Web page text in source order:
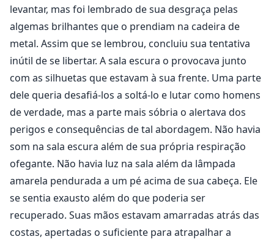
Ela queria gritar, mas apenas ar saiu de sua boca
enquanto caía de costas no chão. A besta estava sobre
ela num piscar de olhos. Ele olhou dentro de sua alma
enquanto permanecia acima dela com as patas
firmemente plantadas de cada lado de seu corpo.
Lágrimas escorriam de seus olhos naquele momento
de desespero e medo paralisante. A besta monstruosa
parecia a própria encarnação da morte. A baba da
criatura caiu a centímetros de seu rosto e ela se
contorceu. "Aaron?" ela mal conseguiu dizer. A besta
ignorou como se nada tivesse saído de sua boca. Ela
fechou os olhos enquanto se preparava para um
golpe fatal.
levantar, mas foi lembrado de sua desgraça pelas
algemas brilhantes que o prendiam na cadeira de
metal. Assim que se lembrou, concluiu sua tentativa
inútil de se libertar. A sala escura o provocava junto
com as silhuetas que estavam à sua frente. Uma parte
dele queria desafiá-los a soltá-lo e lutar como homens
de verdade, mas a parte mais sóbria o alertava dos
perigos e consequências de tal abordagem. Não havia
som na sala escura além de sua própria respiração
ofegante. Não havia luz na sala além da lâmpada
amarela pendurada a um pé acima de sua cabeça. Ele
se sentia exausto além do que poderia ser
recuperado. Suas mãos estavam amarradas atrás das
costas, apertadas o suficiente para atrapalhar a